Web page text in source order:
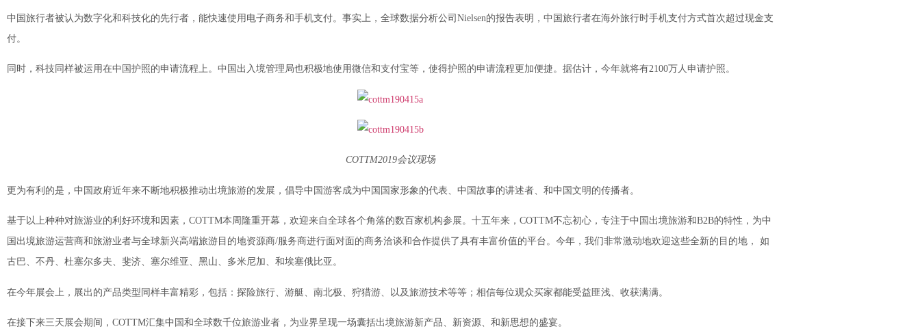
中国旅行者被认为数字化和科技化的先行者，能快速使用电子商务和手机支付。事实上，全球数据分析公司Nielsen的报告表明，中国旅行者在海外旅行时手机支付方式首次超过现金支
付。
同时，科技同样被运用在中国护照的申请流程上。中国出入境管理局也积极地使用微信和支付宝等，使得护照的申请流程更加便捷。据估计，今年就将有2100万人申请护照。
COTTM2019会议现场
更为有利的是，中国政府近年来不断地积极推动出境旅游的发展，倡导中国游客成为中国国家形象的代表、中国故事的讲述者、和中国文明的传播者。
基于以上种种对旅游业的利好环境和因素，COTTM本周隆重开幕，欢迎来自全球各个角落的数百家机构参展。十五年来，COTTM不忘初心，专注于中国出境旅游和B2B的特性，为中
国出境旅游运营商和旅游业者与全球新兴高端旅游目的地资源商/服务商进行面对面的商务洽谈和合作提供了具有丰富价值的平台。今年，我们非常激动地欢迎这些全新的目的地， 如
古巴、不丹、杜塞尔多夫、斐济、塞尔维亚、黑山、多米尼加、和埃塞俄比亚。
在今年展会上，展出的产品类型同样丰富精彩，包括：探险旅行、游艇、南北极、狩猎游、以及旅游技术等等；相信每位观众买家都能受益匪浅、收获满满。
在接下来三天展会期间，COTTM汇集中国和全球数千位旅游业者，为业界呈现一场囊括出境旅游新产品、新资源、和新思想的盛宴。